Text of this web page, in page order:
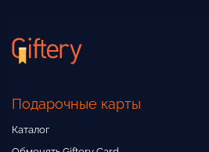
Подарочные карты
Каталог